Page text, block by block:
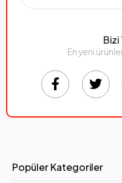
Bizi
En yeni
Popüler Kategoriler